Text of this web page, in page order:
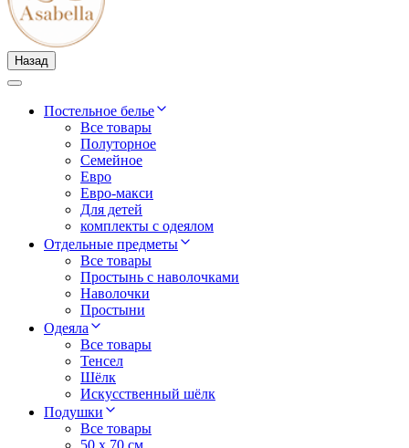
Назад
Постельное белье
Все товары
Полуторное
Семейное
Евро
Евро-макси
Для детей
комплекты с одеялом
Отдельные предметы
Все товары
Простынь с наволочками
Наволочки
Простыни
Одеяла
Все товары
Тенсел
Шёлк
Искусственный шёлк
Подушки
Все товары